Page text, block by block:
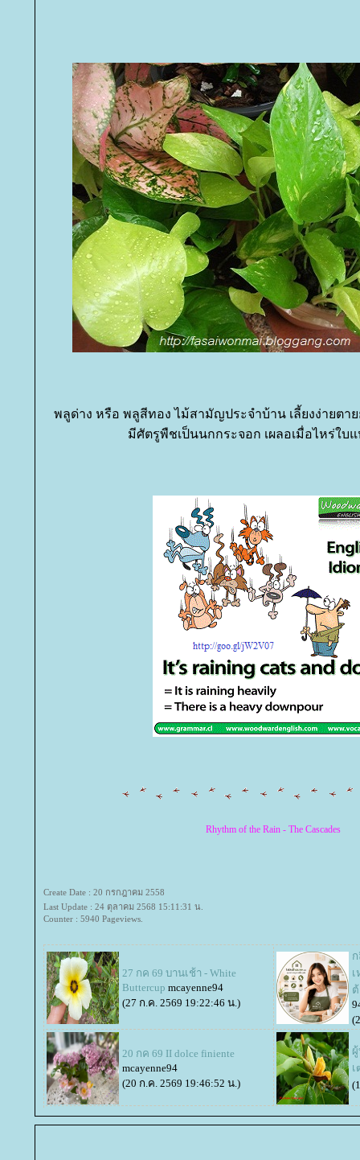
พลูด่าง หรือ พลูสีทอง ไม้สามัญประจำบ้าน เลี้ยงง่ายตา
มีศัตรูพืชเป็นนกกระจอก เผลอเมื่อไหร่ใบ
Rhythm of the Rain - The Cascades
Create Date : 20 กรกฎาคม 2558
Last Update : 24 ตุลาคม 2568 15:11:31 น.
Counter : 5940 Pageviews.
27 กค 69 บานเช้า - White
Buttercup mcayenne94
(27 ก.ค. 2569 19:22:46 น.)
20 กค 69 II dolce finiente
mcayenne94
(20 ก.ค. 2569 19:46:52 น.)